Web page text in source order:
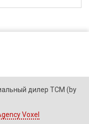
дилер TCM (by
Voxel